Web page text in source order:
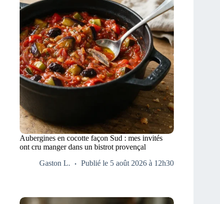
Aubergines en cocotte façon Sud : mes invités
ont cru manger dans un bistrot provençal
Gaston L.
Publié le 5 août 2026 à 12h30